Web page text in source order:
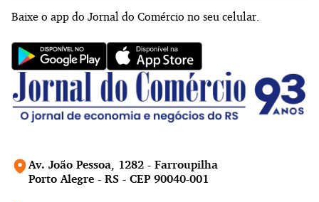
Av. João Pessoa, 1282 - Farroupilha
Porto Alegre - RS - CEP 90040-001
Baixe o app do Jornal do Comércio no seu celular.